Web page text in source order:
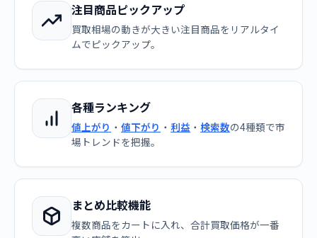
注目商品ピックアップ
買取相場の動きが大きい注目商品をリアルタイ
ムでピックアップ。
各種ランキング
値上がり ・ 値下がり ・ 利益 ・ 検索数の4種類で市
場トレンドを把握。
まとめ比較機能
複数商品をカートに入れ、合計買取価格が一番